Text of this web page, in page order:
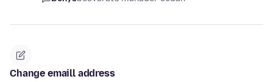
Change emaill address